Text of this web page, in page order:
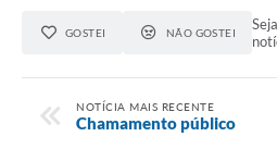
GOSTEI NÃO GOSTEI
NOTÍCIA MAIS RECENTE
Chamamento público